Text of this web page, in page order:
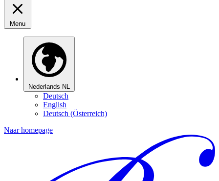
Menu
Nederlands NL
Deutsch
English
Deutsch (Österreich)
Naar homepage